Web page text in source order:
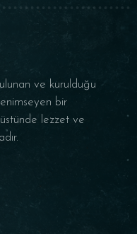
ve kurulduğu
bir
lezzet ve